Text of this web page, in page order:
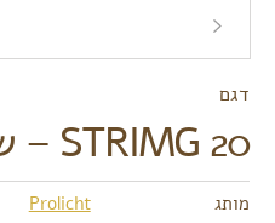
דגם
STRIMG 20 – שקועי קיר
מותג
Prolicht